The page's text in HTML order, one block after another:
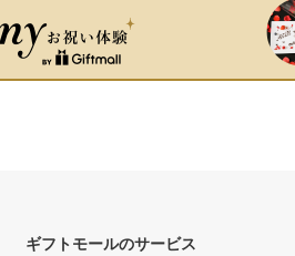
ギフトモールのサービス